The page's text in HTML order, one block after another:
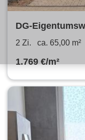
DG-
2 Zi. ca. 65,00 m²
1.769 €/m²